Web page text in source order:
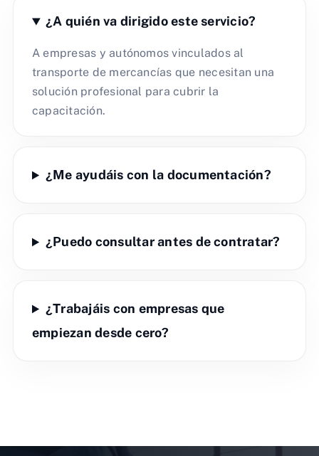
¿A quién va dirigido este servicio?
A empresas y autónomos vinculados al
transporte de mercancías que necesitan una
solución profesional para cubrir la
capacitación.
¿Me ayudáis con la documentación?
¿Puedo consultar antes de contratar?
¿Trabajáis con empresas que
empiezan desde cero?